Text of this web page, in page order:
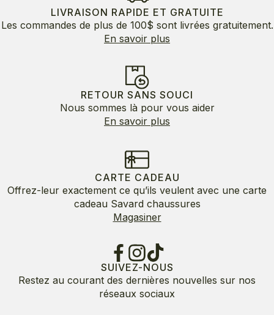
LIVRAISON RAPIDE ET GRATUITE
Les commandes de plus de 100$ sont livrées gratuitement.
En savoir plus
RETOUR SANS SOUCI
Nous sommes là pour vous aider
En savoir plus
CARTE CADEAU
Offrez-leur exactement ce qu’ils veulent avec une carte
cadeau Savard chaussures
Magasiner
SUIVEZ-NOUS
Restez au courant des dernières nouvelles sur nos
réseaux sociaux